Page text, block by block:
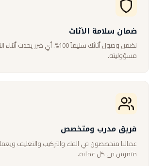
ضمان سلامة الأثاث
نضمن وصول أثاثك سليماً 100%. أي ضرر
مسؤوليته.
فريق مدرب ومتخصص
عمالنا متخصصون في الفك والتركيب والتغليف
متمرس في كل عملية.